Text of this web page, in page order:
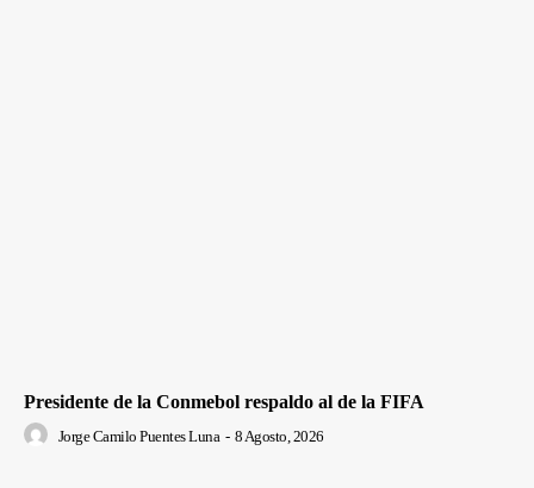
Presidente de la Conmebol respaldo al de la FIFA
Jorge Camilo Puentes Luna - 8 Agosto, 2026